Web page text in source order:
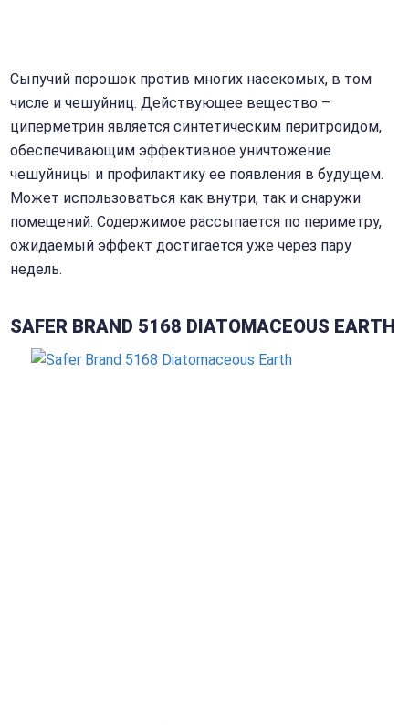
Сыпучий порошок против многих насекомых, в том
числе и чешуйниц. Действующее вещество –
циперметрин является синтетическим перитроидом,
обеспечивающим эффективное уничтожение
чешуйницы и профилактику ее появления в будущем.
Может использоваться как внутри, так и снаружи
помещений. Содержимое рассыпается по периметру,
ожидаемый эффект достигается уже через пару
недель.
SAFER BRAND 5168 DIATOMACEOUS EARTH